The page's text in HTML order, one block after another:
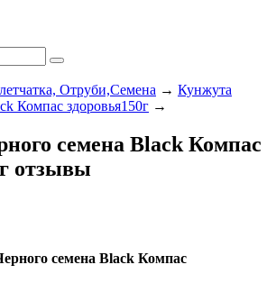
Отруби,Семена → Кунжута
Компас здоровья150г →
семена Black Компас
отзывы
семена Black Компас